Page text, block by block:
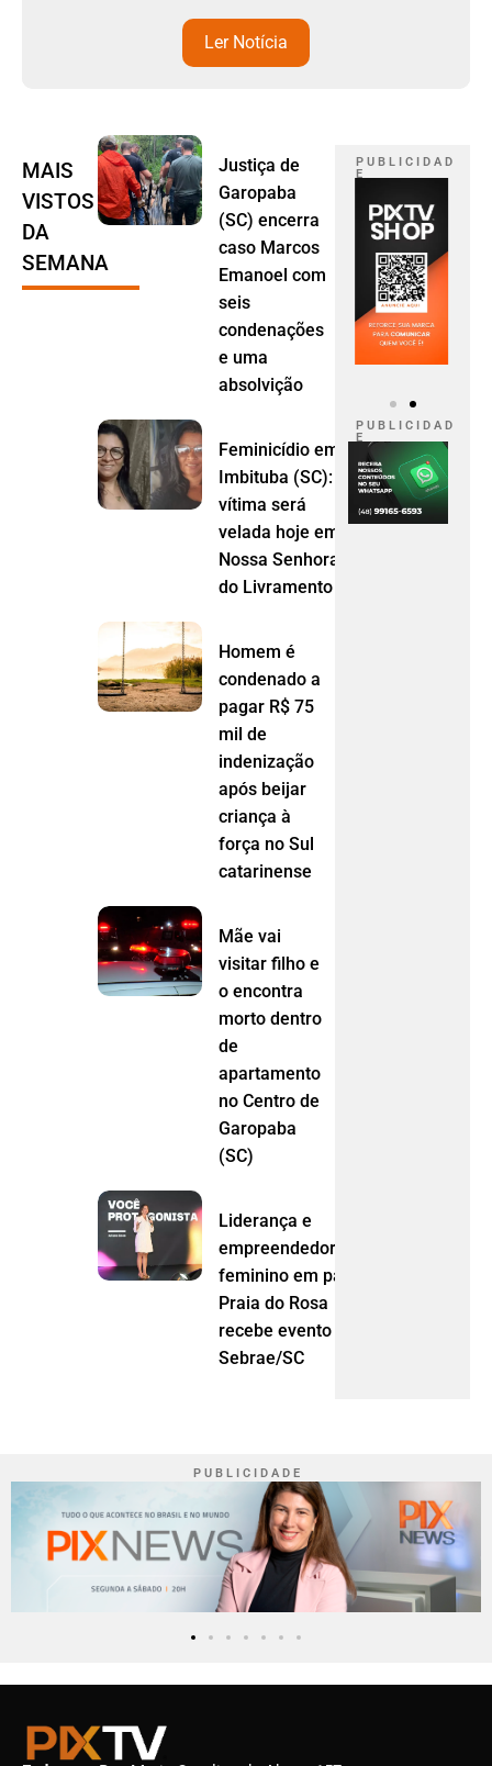
Ler Notícia
MAIS
VISTOS
DA
SEMANA
Justiça de
Garopaba
(SC) encerra
caso Marcos
Emanoel com
seis
condenações
e uma
absolvição
Feminicídio em
Imbituba (SC):
vítima será
velada hoje em
Nossa Senhora
do Livramento (MT)
Homem é
condenado a
pagar R$ 75
mil de
indenização
após beijar
criança à
força no Sul
catarinense
Mãe vai
visitar filho e
o encontra
morto dentro
de
apartamento
no Centro de
Garopaba
(SC)
Liderança e
empreendedorismo
feminino em pauta:
Praia do Rosa
recebe evento do
Sebrae/SC
P U B L I C I D A D
E
P U B L I C I D A D
E
P U B L I C I D A D E